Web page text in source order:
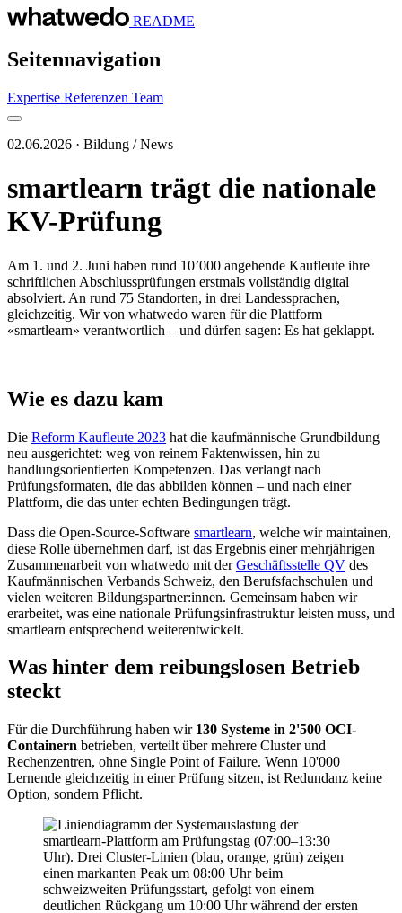
README
Seitennavigation
Expertise Referenzen Team
02.06.2026 · Bildung / News
smartlearn trägt die nationale
KV-Prüfung
Am 1. und 2. Juni haben rund 10’000 angehende Kaufleute ihre
schriftlichen Abschlussprüfungen erstmals vollständig digital
absolviert. An rund 75 Standorten, in drei Landessprachen,
gleichzeitig. Wir von whatwedo waren für die Plattform
«smartlearn» verantwortlich – und dürfen sagen: Es hat geklappt.
Wie es dazu kam
Die Reform Kaufleute 2023 hat die kaufmännische Grundbildung
neu ausgerichtet: weg von reinem Faktenwissen, hin zu
handlungsorientierten Kompetenzen. Das verlangt nach
Prüfungsformaten, die das abbilden können – und nach einer
Plattform, die das unter echten Bedingungen trägt.
Dass die Open-Source-Software smartlearn, welche wir maintainen,
diese Rolle übernehmen darf, ist das Ergebnis einer mehrjährigen
Zusammenarbeit von whatwedo mit derGeschäftsstelle QV des
Kaufmännischen Verbands Schweiz, den Berufsfachschulen und
vielen weiteren Bildungspartner:innen. Gemeinsam haben wir
erarbeitet, was eine nationale Prüfungsinfrastruktur leisten muss, und
smartlearn entsprechend weiterentwickelt.
Was hinter dem reibungslosen Betrieb
steckt
Für die Durchführung haben wir 130 Systeme in 2'500 OCI-
Containern betrieben, verteilt über mehrere Cluster und
Rechenzentren, ohne Single Point of Failure. Wenn 10'000
Lernende gleichzeitig in einer Prüfung sitzen, ist Redundanz keine
Option, sondern Pflicht.